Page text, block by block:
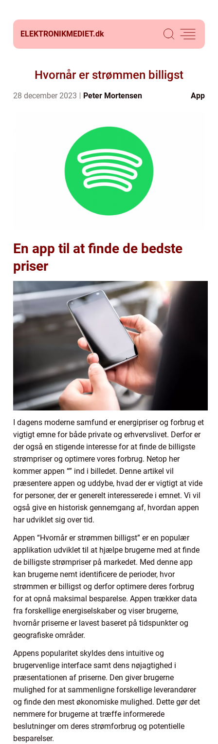
ELEKTRONIKMEDIET.dk
Hvornår er strømmen billigst
28 december 2023 Peter Mortensen App
En app til at finde de bedste
priser
I dagens moderne samfund er energipriser og forbrug et
vigtigt emne for både private og erhvervslivet. Derfor er
der også en stigende interesse for at finde de billigste
strømpriser og optimere vores forbrug. Netop her
kommer appen “” ind i billedet. Denne artikel vil
præsentere appen og uddybe, hvad der er vigtigt at vide
for personer, der er generelt interesserede i emnet. Vi vil
også give en historisk gennemgang af, hvordan appen
har udviklet sig over tid.
Appen “Hvornår er strømmen billigst” er en populær
applikation udviklet til at hjælpe brugerne med at finde
de billigste strømpriser på markedet. Med denne app
kan brugerne nemt identificere de perioder, hvor
strømmen er billigst og derfor optimere deres forbrug
for at opnå maksimal besparelse. Appen trækker data
fra forskellige energiselskaber og viser brugerne,
hvornår priserne er lavest baseret på tidspunkter og
geografiske områder.
Appens popularitet skyldes dens intuitive og
brugervenlige interface samt dens nøjagtighed i
præsentationen af priserne. Den giver brugerne
mulighed for at sammenligne forskellige leverandører
og finde den mest økonomiske mulighed. Dette gør det
nemmere for brugerne at træffe informerede
beslutninger om deres strømforbrug og potentielle
besparelser.